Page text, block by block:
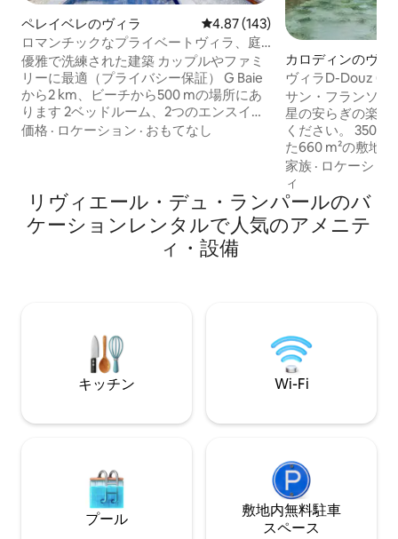
ペレイベレのヴィラ レビュー143件、5つ星中4.87つ
4.87 (143)
ロマンチックなプライベートヴィラ、庭
園、プール-ビーチまで500 m
優雅で洗練された建築 カップルやファミ
リーに最適（プライバシー保証） G Baie
から2 km、ビーチから500 mの場所にあ
ります 2ベッドルーム、2つのエンスイー
トバスルーム、エアコン付き 専用プール
ています セルフケータリング、洗濯機 ご
要望に応じてベビーシッターと料理を楽
しもう 200 m先にレストランがあります
ご要望に応じてヴィラでマッサージ スー
パーマーケットまで400 m バックアップ
価格 · ロケーション · おもてなし
カロディンのヴィ
ヴィラD-Douz
ェンス付きプール
サン・フランソワ
星の安らぎの楽
ください。 3500 m²の熱帯庭園に囲まれ
た660 m²の敷地
ッシングルームを
ます。 広大な囲い付けられたプライベー
トプールと北の島
色をお楽しみください。 最高
が含まれています
家族 · ロケーショ
ィ
リヴィエール・デュ・ランパールのバ
ケーションレンタルで人気のアメニテ
ィ・設備
キッチン Wi-Fi
プール
敷地内無料駐⁠車
ス⁠ペ⁠ー⁠ス